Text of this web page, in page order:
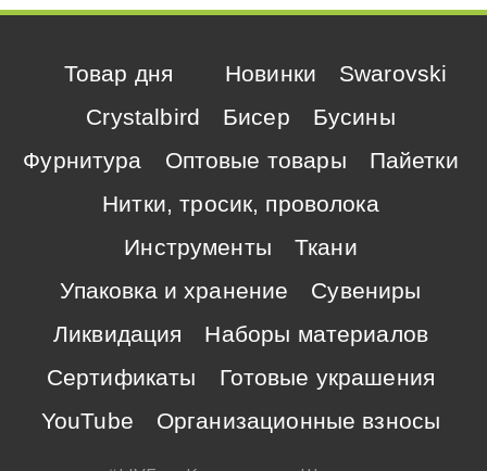
Товар дня Новинки
Swarovski
Crystalbird
Бисер
Бусины
Фурнитура
Оптовые товары
Пайетки
Нитки, тросик, проволока
Инструменты
Ткани
Упаковка и хранение
Сувениры
Ликвидация
Наборы материалов
Сертификаты
Готовые украшения
YouTube
Организационные взносы